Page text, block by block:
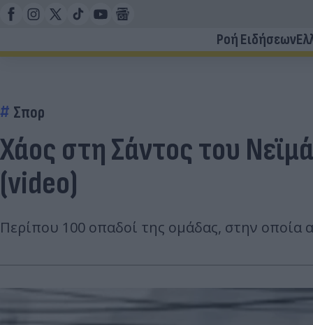
Ροή Ειδήσεων
Σπορ
Χάος στη Σάντος του
(video)
Περίπου 100 οπαδοί της ομάδας, στην οποία